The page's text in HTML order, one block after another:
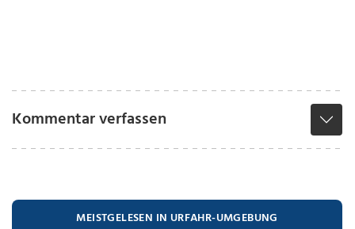
Kommentar verfassen
MEISTGELESEN IN URFAHR-UMGEBUNG